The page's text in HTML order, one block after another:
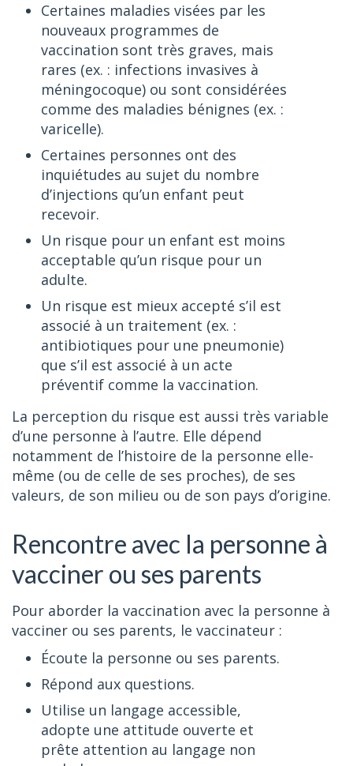
Certaines maladies visées par les
nouveaux programmes de
vaccination sont très graves, mais
rares (ex. : infections invasives à
méningocoque) ou sont considérées
comme des maladies bénignes (ex. :
varicelle).
Certaines personnes ont des
inquiétudes au sujet du nombre
d’injections qu’un enfant peut
recevoir.
Un risque pour un enfant est moins
acceptable qu’un risque pour un
adulte.
Un risque est mieux accepté s’il est
associé à un traitement (ex. :
antibiotiques pour une pneumonie)
que s’il est associé à un acte
préventif comme la vaccination.
La perception du risque est aussi très variable
d’une personne à l’autre. Elle dépend
notamment de l’histoire de la personne elle-
même (ou de celle de ses proches), de ses
valeurs, de son milieu ou de son pays d’origine.
Rencontre avec la personne à
vacciner ou ses parents
Pour aborder la vaccination avec la personne à
vacciner ou ses parents, le vaccinateur :
Écoute la personne ou ses parents.
Répond aux questions.
Utilise un langage accessible,
adopte une attitude ouverte et
prête attention au langage non